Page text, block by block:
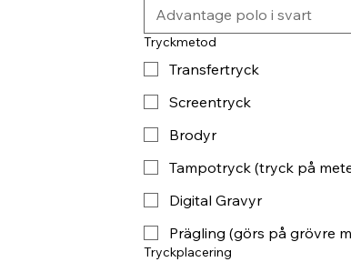
Tryckmetod
Transfertryck
Screentryck
Brodyr
Tampotryck (tryck på
Digital Gravyr
Prägling (görs på grövre
Tryckplacering